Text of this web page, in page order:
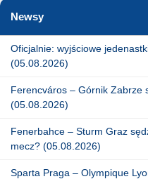
Newsy
Oficjalnie: wyjściowe
(05.08.2026)
Ferencváros – Górnik Zabrze
(05.08.2026)
Fenerbahce – Sturm Graz
mecz? (05.08.2026)
Sparta Praga – Olympique